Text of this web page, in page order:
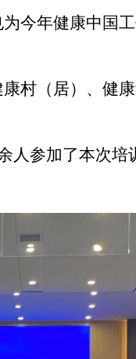
今年健康中国
村（居）、健
参加了本次培